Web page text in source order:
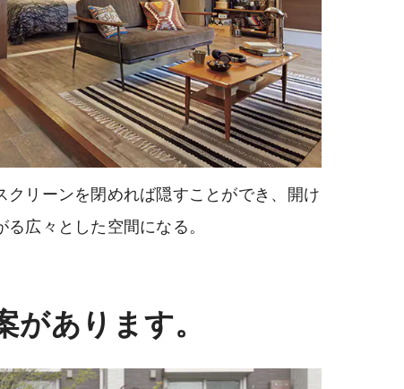
クリーンを閉めれば隠すことができ、開け
広々とした空間になる。
あります。